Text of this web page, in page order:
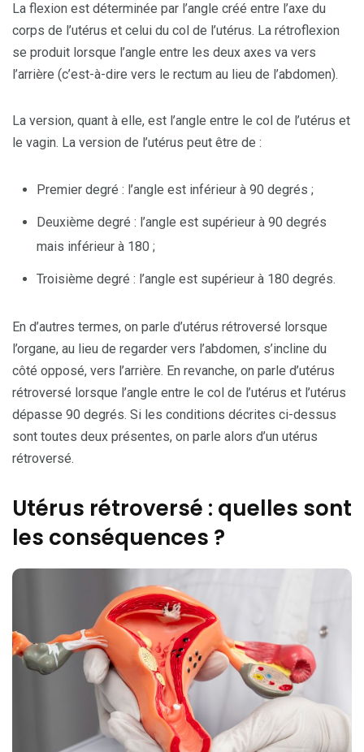
La flexion est déterminée par l’angle créé entre l’axe du
corps de l’utérus et celui du col de l’utérus. La rétroflexion
se produit lorsque l’angle entre les deux axes va vers
l’arrière (c’est-à-dire vers le rectum au lieu de l’abdomen).
La version, quant à elle, est l’angle entre le col de l’utérus et
le vagin. La version de l’utérus peut être de :
Premier degré : l’angle est inférieur à 90 degrés ;
Deuxième degré : l’angle est supérieur à 90 degrés
mais inférieur à 180 ;
Troisième degré : l’angle est supérieur à 180 degrés.
En d’autres termes, on parle d’utérus rétroversé lorsque
l’organe, au lieu de regarder vers l’abdomen, s’incline du
côté opposé, vers l’arrière. En revanche, on parle d’utérus
rétroversé lorsque l’angle entre le col de l’utérus et l’utérus
dépasse 90 degrés. Si les conditions décrites ci-dessus
sont toutes deux présentes, on parle alors d’un utérus
rétroversé.
Utérus rétroversé : quelles sont
les conséquences ?